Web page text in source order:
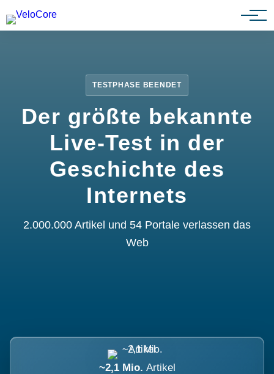
Partnerprogramm
TESTPHASE BEENDET
Der größte bekannte
Live-Test in der
Geschichte des
Internets
2.000.000 Artikel und 54 Portale verlassen das
Web
~2,1 Mio. Artikel